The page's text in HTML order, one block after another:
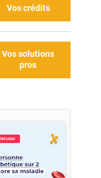
Vos crédits
Vos solutions
pros